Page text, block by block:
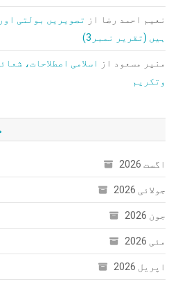
نعیم احمد رضا از تصویریں بولتی
ہیں (تقریر نمبر3)
منیر مسعود از
اسلامی اصطلاحات،
وتکریم
اگست 2026
جولائی 2026
جون 2026
مئی 2026
اپریل 2026